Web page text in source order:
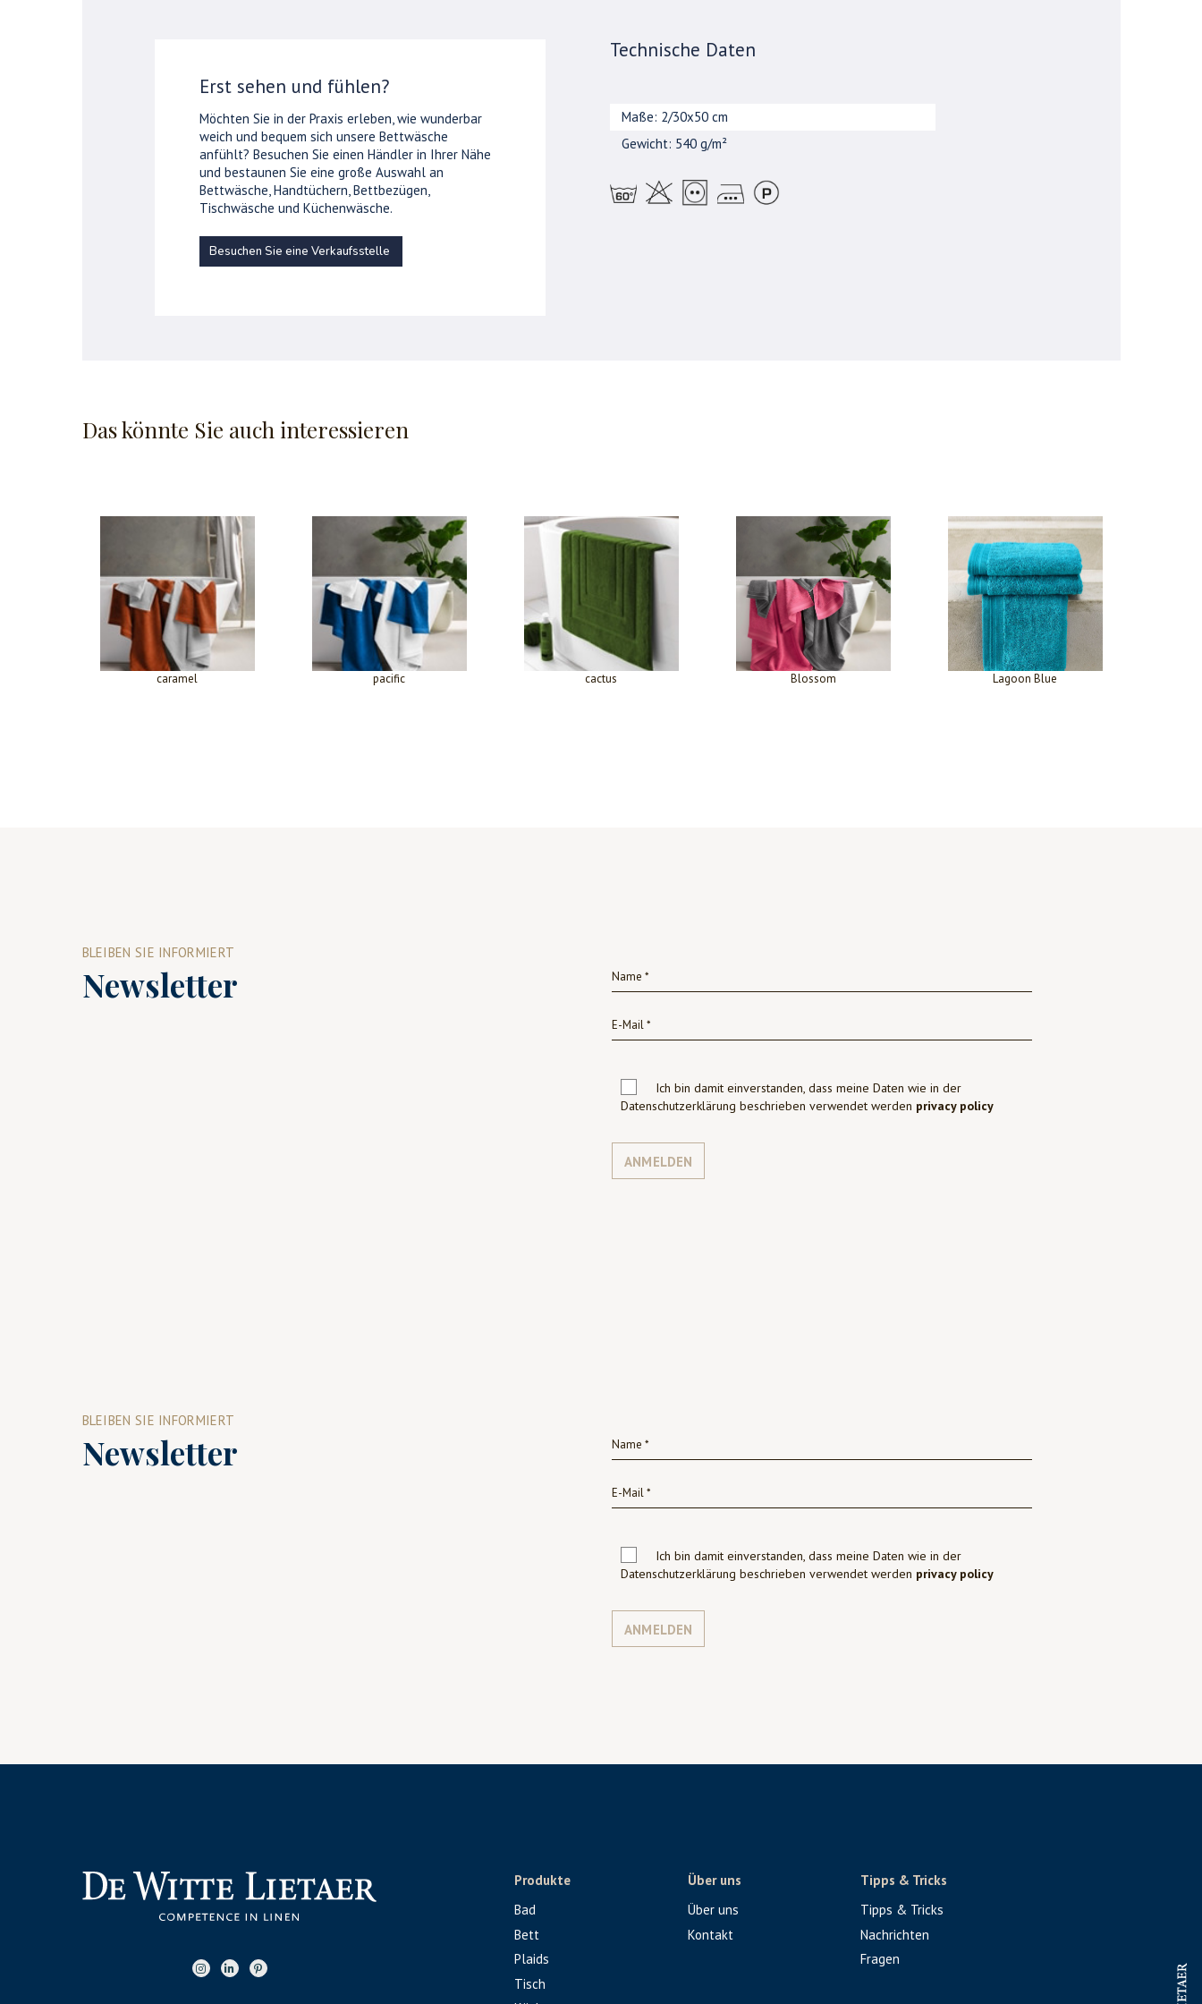
Erst sehen und fühlen?
Möchten Sie in der Praxis erleben, wie wunderbar
weich und bequem sich unsere Bettwäsche
anfühlt? Besuchen Sie einen Händler in Ihrer Nähe
und bestaunen Sie eine große Auswahl an
Bettwäsche, Handtüchern, Bettbezügen,
Tischwäsche und Küchenwäsche.
Besuchen Sie eine Verkaufsstelle
Technische Daten
Maße: 2/30x50 cm
Gewicht: 540 g/m²
Das könnte Sie auch interessieren
caramel pacific cactus Blossom Lagoon Blue
BLEIBEN SIE INFORMIERT
Newsletter
Ich bin damit einverstanden, dass meine Daten wie in der
Datenschutzerklärung beschrieben verwendet werden privacy policy
ANMELDEN
BLEIBEN SIE INFORMIERT
Newsletter
Ich bin damit einverstanden, dass meine Daten wie in der
Datenschutzerklärung beschrieben verwendet werden privacy policy
ANMELDEN
Produkte
Bad
Bett
Plaids
Tisch
Über uns
Über uns
Kontakt
Tipps & Tricks
Tipps & Tricks
Nachrichten
Fragen